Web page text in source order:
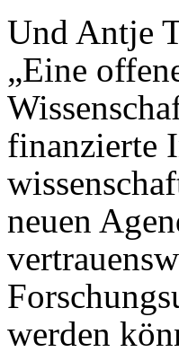
Und Antje
„Eine
finanzierte
neuen
werden